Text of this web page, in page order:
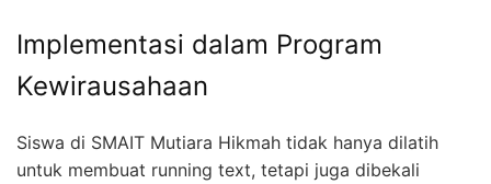
Implementasi dalam Program
Kewirausahaan
Siswa di SMAIT Mutiara Hikmah tidak hanya dilatih
untuk membuat running text, tetapi juga dibekali